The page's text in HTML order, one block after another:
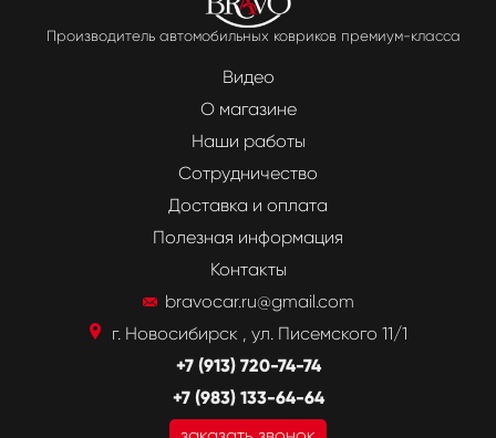
Производитель автомобильных ковриков премиум-класса
Видео
О магазине
Наши работы
Сотрудничество
Доставка и оплата
Полезная информация
Контакты
bravocar.ru@gmail.com
г. Новосибирск , ул. Писемского 11/1
+7 (913) 720-74-74
+7 (983) 133-64-64